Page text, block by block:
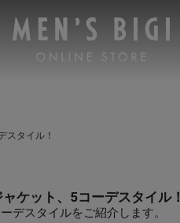
スタイル！
ケット、5コーデスタイル！
デスタイルをご紹介します。